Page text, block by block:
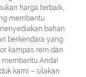
harga terbaik,
membantu
bahan
berkendara yang
kampas rem dan
Anda!
kami – silakan